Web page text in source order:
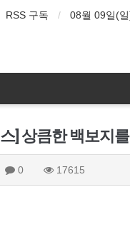
RSS 구독 08월 09일(
] 상큼한 백보지
0 17615